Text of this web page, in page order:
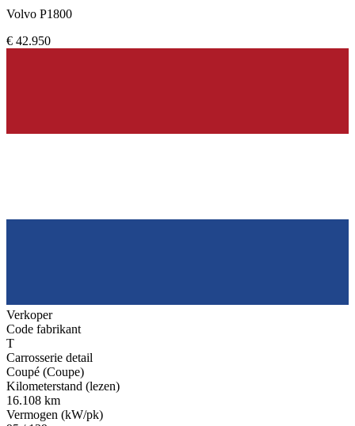
Volvo P1800
€ 42.950
Verkoper
Code fabrikant
T
Carrosserie detail
Coupé (Coupe)
Kilometerstand (lezen)
16.108 km
Vermogen (kW/pk)